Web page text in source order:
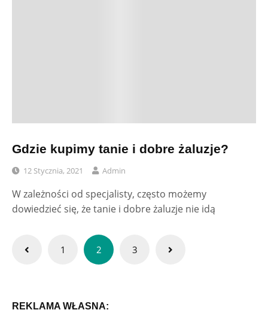
Gdzie kupimy tanie i dobre żaluzje?
12 Stycznia, 2021 Admin
W zależności od specjalisty, często możemy
dowiedzieć się, że tanie i dobre żaluzje nie idą
Stronicowanie
1 2 3
REKLAMA WŁASNA: